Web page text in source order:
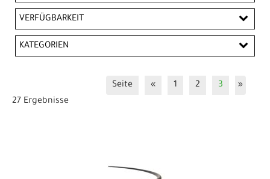
EUR
VERFÜGBARKEIT
KATEGORIEN
Seite « 1 2 3
»
27 Ergebnisse